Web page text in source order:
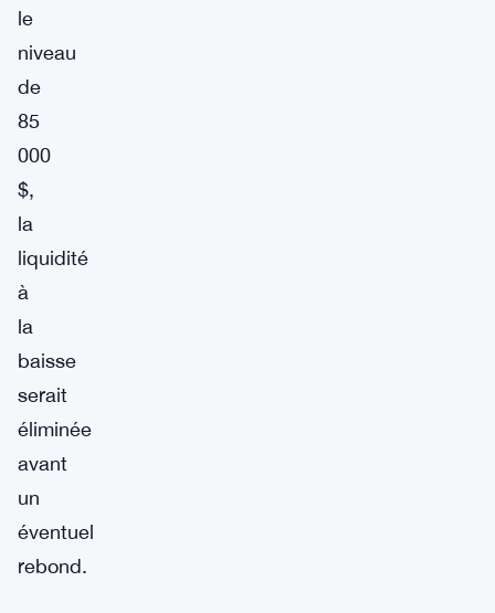
le
niveau
de
85
000
$,
la
liquidité
à
la
baisse
serait
éliminée
avant
un
éventuel
rebond.